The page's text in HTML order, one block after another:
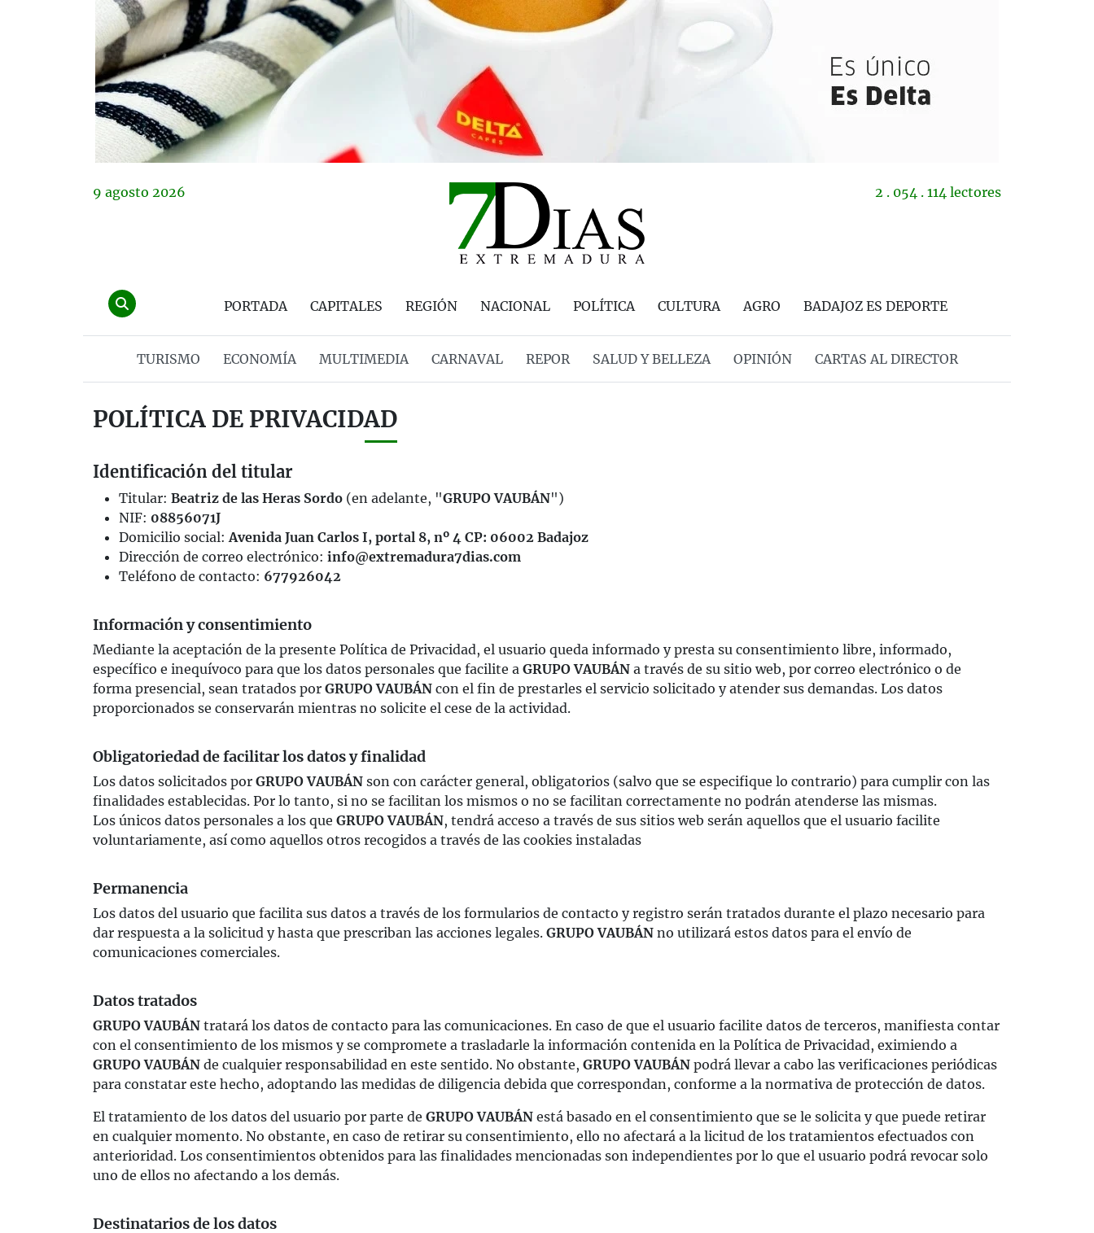
9 agosto 2026 2 . 054 . 114 lectores
PORTADA CAPITALES REGIÓN NACIONAL POLÍTICA CULTURA AGRO BADAJOZ ES DEPORTE
TURISMO ECONOMÍA MULTIMEDIA CARNAVAL REPOR SALUD Y BELLEZA OPINIÓN CARTAS AL DIRECTOR
POLÍTICA DE PRIVACIDAD
Identificación del titular
Titular: Beatriz de las Heras Sordo (en adelante, "GRUPO VAUBÁN")
NIF: 08856071J
Domicilio social:Avenida Juan Carlos I, portal 8, nº 4 CP: 06002 Badajoz
Dirección de correo electrónico: info@extremadura7dias.com
Teléfono de contacto: 677926042
Información y consentimiento
Mediante la aceptación de la presente Política de Privacidad, el usuario queda informado y presta su consentimiento libre, informado,
específico e inequívoco para que los datos personales que facilite a GRUPO VAUBÁN a través de su sitio web, por correo electrónico o de
forma presencial, sean tratados por GRUPO VAUBÁN con el fin de prestarles el servicio solicitado y atender sus demandas. Los datos
proporcionados se conservarán mientras no solicite el cese de la actividad.
Obligatoriedad de facilitar los datos y finalidad
Los datos solicitados por GRUPO VAUBÁN son con carácter general, obligatorios (salvo que se especifique lo contrario) para cumplir con las
finalidades establecidas. Por lo tanto, si no se facilitan los mismos o no se facilitan correctamente no podrán atenderse las mismas.
Los únicos datos personales a los que GRUPO VAUBÁN, tendrá acceso a través de sus sitios web serán aquellos que el usuario facilite
voluntariamente, así como aquellos otros recogidos a través de las cookies instaladas
Permanencia
Los datos del usuario que facilita sus datos a través de los formularios de contacto y registro serán tratados durante el plazo necesario para
dar respuesta a la solicitud y hasta que prescriban las acciones legales. GRUPO VAUBÁN no utilizará estos datos para el envío de
comunicaciones comerciales.
Datos tratados
GRUPO VAUBÁN tratará los datos de contacto para las comunicaciones. En caso de que el usuario facilite datos de terceros, manifiesta contar
con el consentimiento de los mismos y se compromete a trasladarle la información contenida en la Política de Privacidad, eximiendo a
GRUPO VAUBÁN de cualquier responsabilidad en este sentido. No obstante, GRUPO VAUBÁN podrá llevar a cabo las verificaciones periódicas
para constatar este hecho, adoptando las medidas de diligencia debida que correspondan, conforme a la normativa de protección de datos.
El tratamiento de los datos del usuario por parte de GRUPO VAUBÁN está basado en el consentimiento que se le solicita y que puede retirar
en cualquier momento. No obstante, en caso de retirar su consentimiento, ello no afectará a la licitud de los tratamientos efectuados con
anterioridad. Los consentimientos obtenidos para las finalidades mencionadas son independientes por lo que el usuario podrá revocar solo
uno de ellos no afectando a los demás.
Destinatarios de los datos